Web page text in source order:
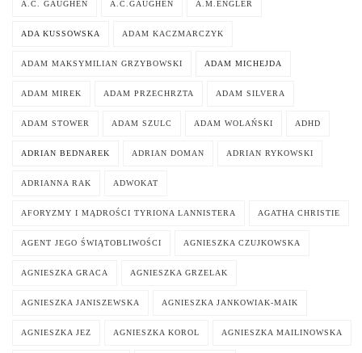
A.C. GAUGHEN A.C.GAUGHEN A.M.ENGLER
ADA KUSSOWSKA ADAM KACZMARCZYK
ADAM MAKSYMILIAN GRZYBOWSKI ADAM MICHEJDA
ADAM MIREK ADAM PRZECHRZTA ADAM SILVERA
ADAM STOWER ADAM SZULC ADAM WOLAŃSKI ADHD
ADRIAN BEDNAREK ADRIAN DOMAN ADRIAN RYKOWSKI
ADRIANNA RAK ADWOKAT
AFORYZMY I MĄDROŚCI TYRIONA LANNISTERA AGATHA CHRISTIE
AGENT JEGO ŚWIĄTOBLIWOŚCI AGNIESZKA CZUJKOWSKA
AGNIESZKA GRACA AGNIESZKA GRZELAK
AGNIESZKA JANISZEWSKA AGNIESZKA JANKOWIAK-MAIK
AGNIESZKA JEZ AGNIESZKA KOROL AGNIESZKA MAILINOWSKA